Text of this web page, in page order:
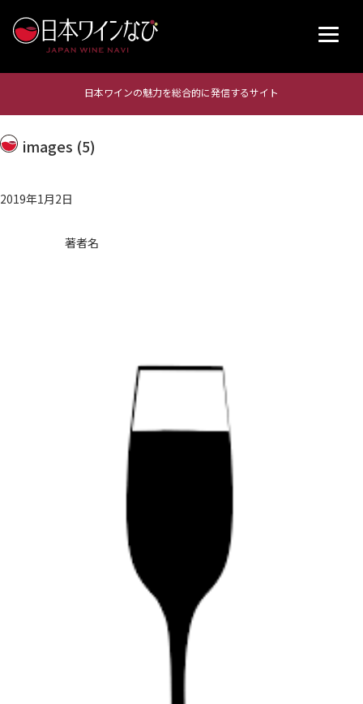
日本ワインの魅力を総合的に発信するサイト
images (5)
2019年1月2日
著者名